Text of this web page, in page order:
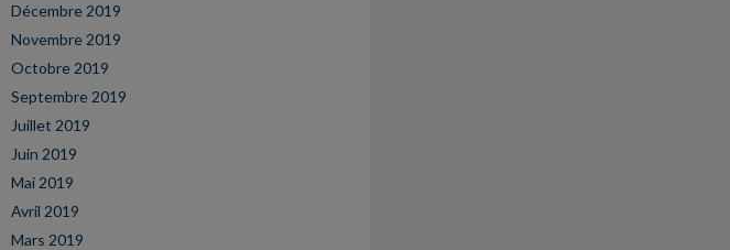
Décembre 2019
Novembre 2019
Octobre 2019
Septembre 2019
Juillet 2019
Juin 2019
Mai 2019
Avril 2019
Mars 2019